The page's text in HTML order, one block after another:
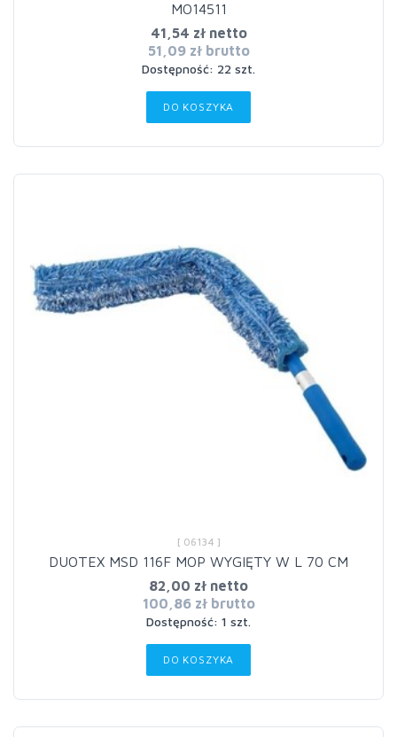
MO14511
41,54 zł netto
51,09 zł brutto
Dostępność: 22 szt.
DO KOSZYKA
[ 06134 ]
DUOTEX MSD 116F MOP WYGIĘTY W L 70 CM
82,00 zł netto
100,86 zł brutto
Dostępność: 1 szt.
DO KOSZYKA